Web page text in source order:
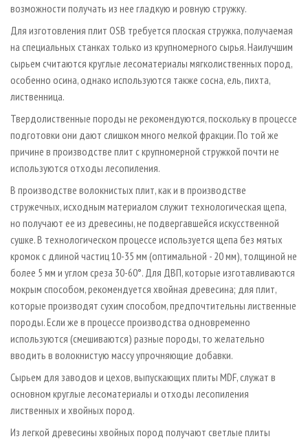
возможности получать из нее гладкую и ровную стружку.
Для изготовления плит OSB требуется плоская стружка, получаемая
на специальных станках только из крупномерного сырья. Наилучшим
сырьем считаются круглые лесоматериалы мягколиственных пород,
особенно осина, однако используются также сосна, ель, пихта,
лиственница.
Твердолиственные породы не рекомендуются, поскольку в процессе
подготовки они дают слишком много мелкой фракции. По той же
причине в производстве плит с крупномерной стружкой почти не
используются отходы лесопиления.
В производстве волокнистых плит, как и в производстве
стружечных, исходным материалом служит технологическая щепа,
но получают ее из древесины, не подвергавшейся искусственной
сушке. В технологическом процессе используется щепа без мятых
кромок с длиной частиц 10-35 мм (оптимальной - 20 мм), толщиной не
более 5 мм и углом среза 30-60°. Для ДВП, которые изготавливаются
мокрым способом, рекомендуется хвойная древесина; для плит,
которые производят сухим способом, предпочтительны лиственные
породы. Если же в процессе производства одновременно
используются (смешиваются) разные породы, то желательно
вводить в волокнистую массу упрочняющие добавки.
Сырьем для заводов и цехов, выпускающих плиты MDF, служат в
основном круглые лесоматериалы и отходы лесопиления
лиственных и хвойных пород.
Из легкой древесины хвойных пород получают светлые плиты